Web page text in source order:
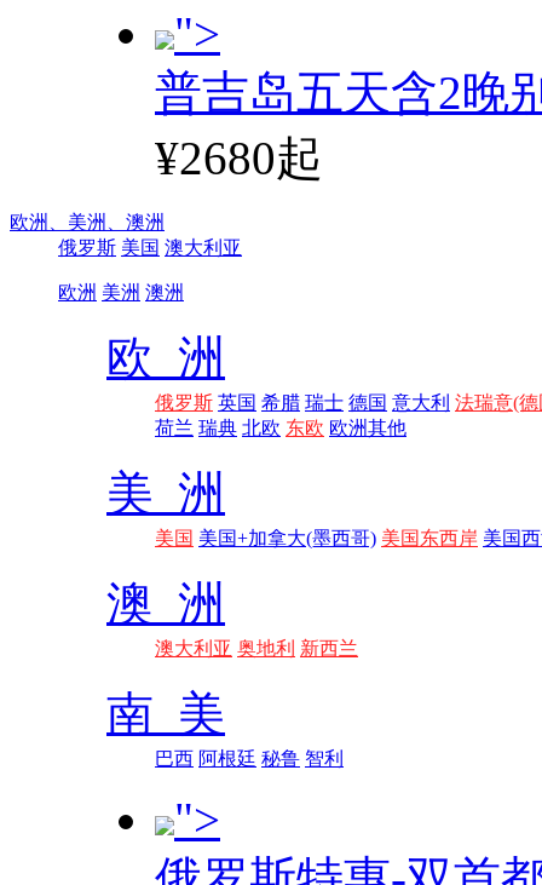
">
普吉岛五天含2晚
¥2680起
欧洲、 美洲、 澳洲
俄罗斯 美国 澳大利亚
欧洲 美洲 澳洲
欧 洲
俄罗斯 英国 希腊 瑞士 德国 意大利 法瑞意(德
荷兰 瑞典 北欧 东欧 欧洲其他
美 洲
美国 美国+加拿大(墨西哥) 美国东西岸 美国
澳 洲
澳大利亚 奥地利 新西兰
南 美
巴西 阿根廷 秘鲁 智利
">